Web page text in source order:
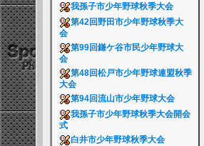
我孫子市少年野球秋季大会
第42回野田市少年野球秋季大
会
第99回鎌ケ谷市民少年野球大
会
第48回松戸市少年野球連盟秋季
大会
第94回流山市少年野球大会
我孫子市少年野球秋季大会開会
式
白井市少年野球秋季大会